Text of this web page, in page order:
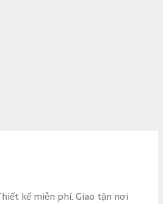
kế miễn phí. Giao tận nơi